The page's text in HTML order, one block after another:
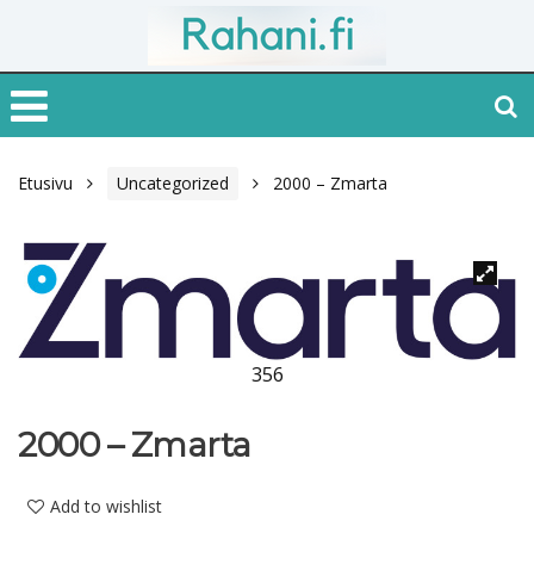
Etusivu Uncategorized 2000 – Zmarta
356
2000 – Zmarta
Add to wishlist